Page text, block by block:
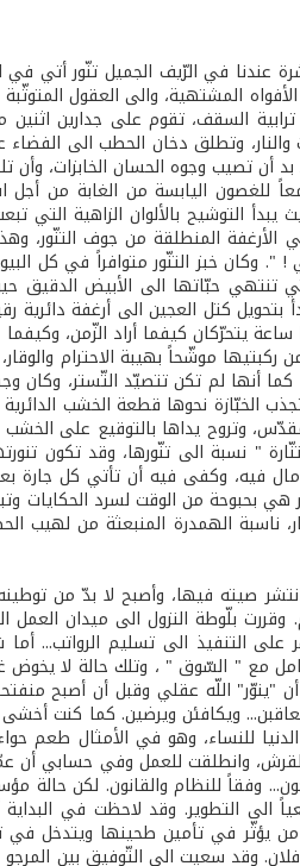
عندنا في الرّيف الجميل تنّور أتي في
المشتهية، والى العقول
السقف، تقوم على جدارين
والنار، وتطلق دخان الحطب الى
أن تصيب وجوه الحسان الخابزات، وأن
للغصون اليابسة من الغابة من
يبدأ التوشيح بالألوان الزاهية
الأرغفة المنطلقة من جوف التنّور،
". وكان خبز التنّور متوافراً في كل
تنتهي حبّاتها الى الأبيض الدقيق
بتحويل كتل العجين الى أرغفة
يتحرّكان كيفما أراد الزّمن،
موشّحاً بهيبة الاحترام
أنها لم تكن تتصيّد التّستر، وكان
نحوها قطعة الخشب الدائرية
وتروح يداها بالتوقيع على
" نسبة الى تنّورها، وقد تكون
مال فيه، وكفى فيه أن تأتي كل
بحبوحة من الوقت لسرد الحكايات
ناسبة الهمدرة المنبعثة من
صيته فيها، وأصبح لا بدّ من
بلّوطة النزول الى ميدان
التنفيذ الى تسليم الرواتب...
مع " السّوق " ، وتلك حالة لا
"ينوّر" اللّه عقلي وقبل أن أصبح
ويكافئن ويرضين. كما كنت أخشى
للنساء، وهو في الأمثال طعم
وانطلقت للعمل وفي حسابي أن
وفقاً للنظام والقانون. لكن حالة
الى التطوير. وقد لاحظت في
من يؤثّر في تأمين طحينها ويتدخل
وقد سعيت الى التّوفيق بين المرجو